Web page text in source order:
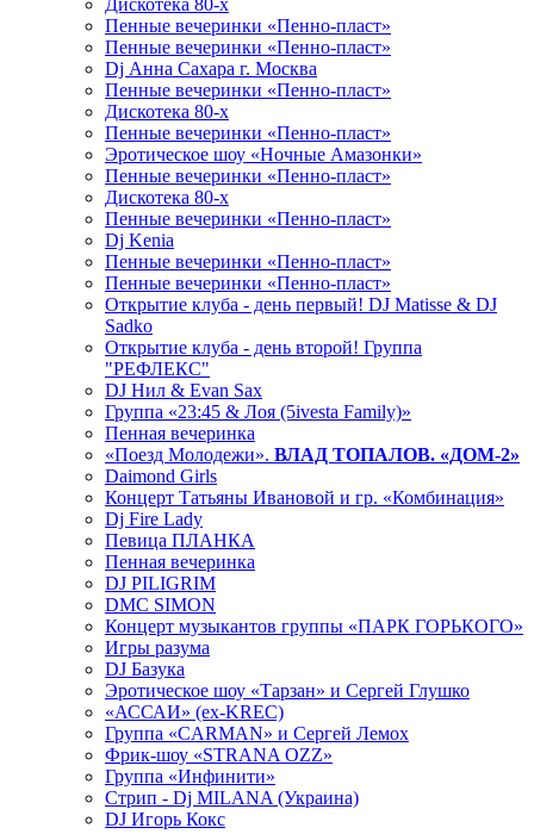
Дискотека 80-х
Пенные вечеринки «Пенно-пласт»
Пенные вечеринки «Пенно-пласт»
Dj Анна Сахара г. Москва
Пенные вечеринки «Пенно-пласт»
Дискотека 80-х
Пенные вечеринки «Пенно-пласт»
Эротическое шоу «Ночные Амазонки»
Пенные вечеринки «Пенно-пласт»
Дискотека 80-х
Пенные вечеринки «Пенно-пласт»
Dj Kenia
Пенные вечеринки «Пенно-пласт»
Пенные вечеринки «Пенно-пласт»
Открытие клуба - день первый! DJ Matisse & DJ
Sadko
Открытие клуба - день второй! Группа
"РЕФЛЕКС"
DJ Нил & Evan Sax
Группа «23:45 & Лоя (5ivesta Family)»
Пенная вечеринка
«Поезд Молодежи». ВЛАД ТОПАЛОВ. «ДОМ-2»
Daimond Girls
Концерт Татьяны Ивановой и гр. «Комбинация»
Dj Fire Lady
Певица ПЛАНКА
Пенная вечеринка
DJ PILIGRIM
DMC SIMON
Концерт музыкантов группы «ПАРК ГОРЬКОГО»
Игры разума
DJ Базука
Эротическое шоу «Тарзан» и Сергей Глушко
«АССАИ» (ex-KREC)
Группа «CARMAN» и Сергей Лемох
Фрик-шоу «STRANA OZZ»
Группа «Инфинити»
Стрип - Dj MILANA (Украина)
DJ Игорь Кокс